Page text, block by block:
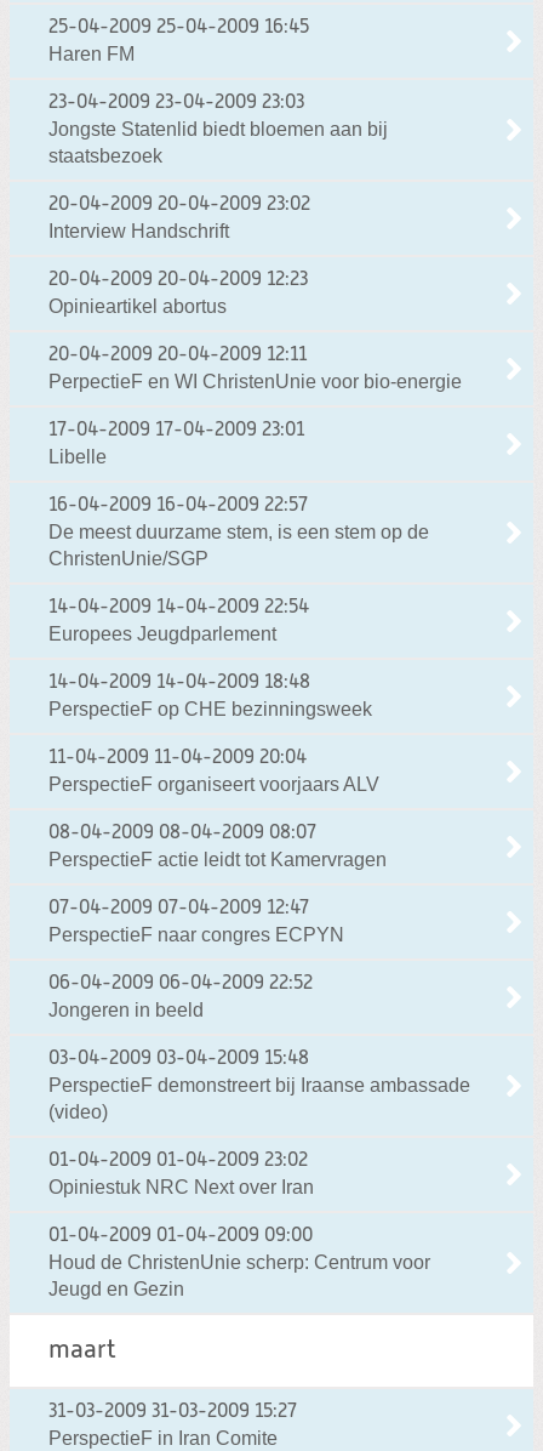
25-04-2009 25-04-2009 16:45
Haren FM
23-04-2009 23-04-2009 23:03
Jongste Statenlid biedt bloemen aan bij
staatsbezoek
20-04-2009 20-04-2009 23:02
Interview Handschrift
20-04-2009 20-04-2009 12:23
Opinieartikel abortus
20-04-2009 20-04-2009 12:11
PerpectieF en WI ChristenUnie voor bio-energie
17-04-2009 17-04-2009 23:01
Libelle
16-04-2009 16-04-2009 22:57
De meest duurzame stem, is een stem op de
ChristenUnie/SGP
14-04-2009 14-04-2009 22:54
Europees Jeugdparlement
14-04-2009 14-04-2009 18:48
PerspectieF op CHE bezinningsweek
11-04-2009 11-04-2009 20:04
PerspectieF organiseert voorjaars ALV
08-04-2009 08-04-2009 08:07
PerspectieF actie leidt tot Kamervragen
07-04-2009 07-04-2009 12:47
PerspectieF naar congres ECPYN
06-04-2009 06-04-2009 22:52
Jongeren in beeld
03-04-2009 03-04-2009 15:48
PerspectieF demonstreert bij Iraanse ambassade
(video)
01-04-2009 01-04-2009 23:02
Opiniestuk NRC Next over Iran
01-04-2009 01-04-2009 09:00
Houd de ChristenUnie scherp: Centrum voor
Jeugd en Gezin
maart
31-03-2009 31-03-2009 15:27
PerspectieF in Iran Comite